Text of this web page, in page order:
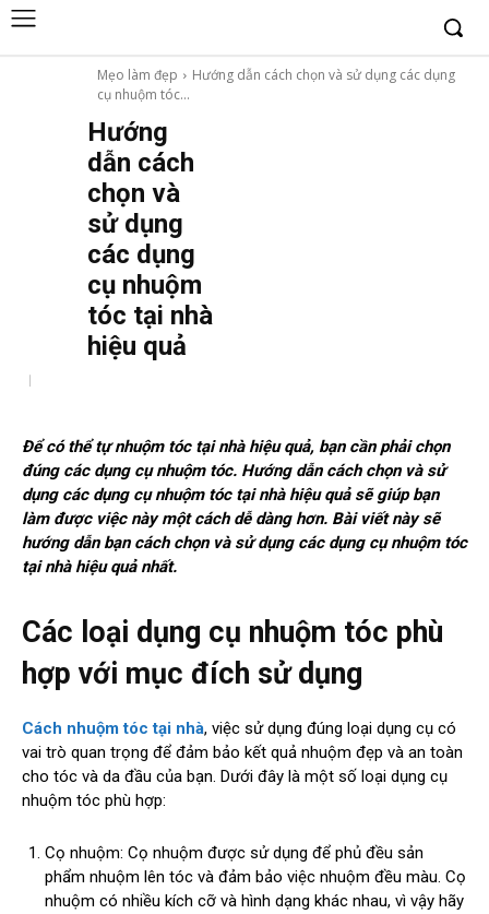
Mẹo làm đẹp
Hướng dẫn cách chọn và sử dụng các dụng
cụ nhuộm tóc...
Hướng
dẫn cách
chọn và
sử dụng
các dụng
cụ nhuộm
tóc tại nhà
hiệu quả
Để có thể tự nhuộm tóc tại nhà hiệu quả, bạn cần phải chọn
đúng các dụng cụ nhuộm tóc. Hướng dẫn cách chọn và sử
dụng các dụng cụ nhuộm tóc tại nhà hiệu quả sẽ giúp bạn
làm được việc này một cách dễ dàng hơn. Bài viết này sẽ
hướng dẫn bạn cách chọn và sử dụng các dụng cụ nhuộm tóc
tại nhà hiệu quả nhất.
Các loại dụng cụ nhuộm tóc phù
hợp với mục đích sử dụng
Cách nhuộm tóc tại nhà, việc sử dụng đúng loại dụng cụ có
vai trò quan trọng để đảm bảo kết quả nhuộm đẹp và an toàn
cho tóc và da đầu của bạn. Dưới đây là một số loại dụng cụ
nhuộm tóc phù hợp:
Cọ nhuộm: Cọ nhuộm được sử dụng để phủ đều sản
phẩm nhuộm lên tóc và đảm bảo việc nhuộm đều màu. Cọ
nhuộm có nhiều kích cỡ và hình dạng khác nhau, vì vậy hãy